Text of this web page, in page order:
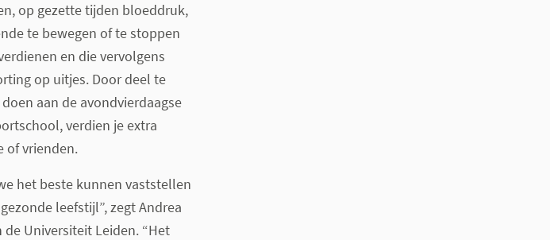
op gezette tijden bloeddruk,
te bewegen of te stoppen
en die vervolgens
op uitjes. Door deel te
aan de avondvierdaagse
verdien je extra
of vrienden.
het beste kunnen vaststellen
leefstijl”, zegt Andrea
Universiteit Leiden. “Het